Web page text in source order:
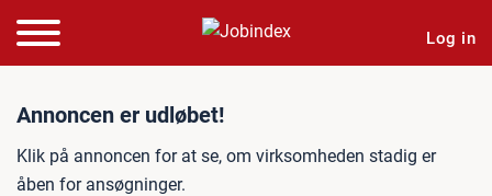
Log in
Jobannonce:
Annoncen er udløbet!
Klik på annoncen for at se, om virksomheden stadig er
åben for ansøgninger.